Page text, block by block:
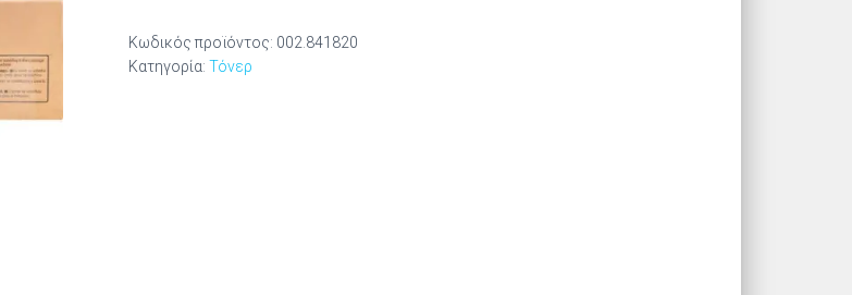
Κωδικός προϊόντος: 002.841820
Κατηγορία: Τόνερ